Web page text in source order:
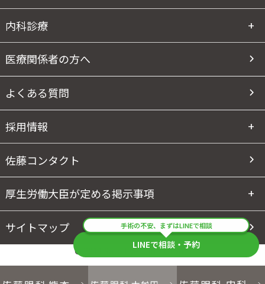
内科診療
医療関係者の方へ
よくある質問
採用情報
佐藤コンタクト
厚生労働大臣が定める掲示事項
サイトマップ
© 2011 Sato Eye Clinic Group.
手術の不安、まずはLINEで相談
LINEで相談・予約